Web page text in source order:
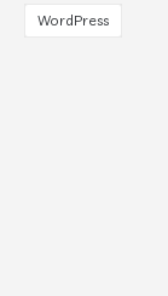
WordPress